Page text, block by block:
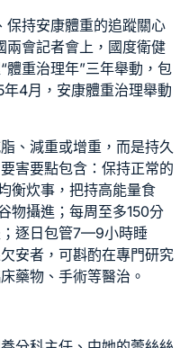
持安康體重的追蹤關心
會記者會上，國度衛健
重治理年”三年舉動， 包
4月，安康體重治理舉動
、減重或增重，而是持久
害要點包含：保持正常的
衡炊事，把持高能量食
物攝進；每周至多150分
逐日包管7—9小時睡
安者，可斟酌在專門研究
藥物、手術等醫治。